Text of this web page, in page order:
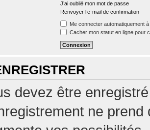
J’ai oublié mon mot de passe
Renvoyer l’e-mail de confirmation
Me connecter automatiquement
Cacher mon statut en ligne pour
devez être
ne